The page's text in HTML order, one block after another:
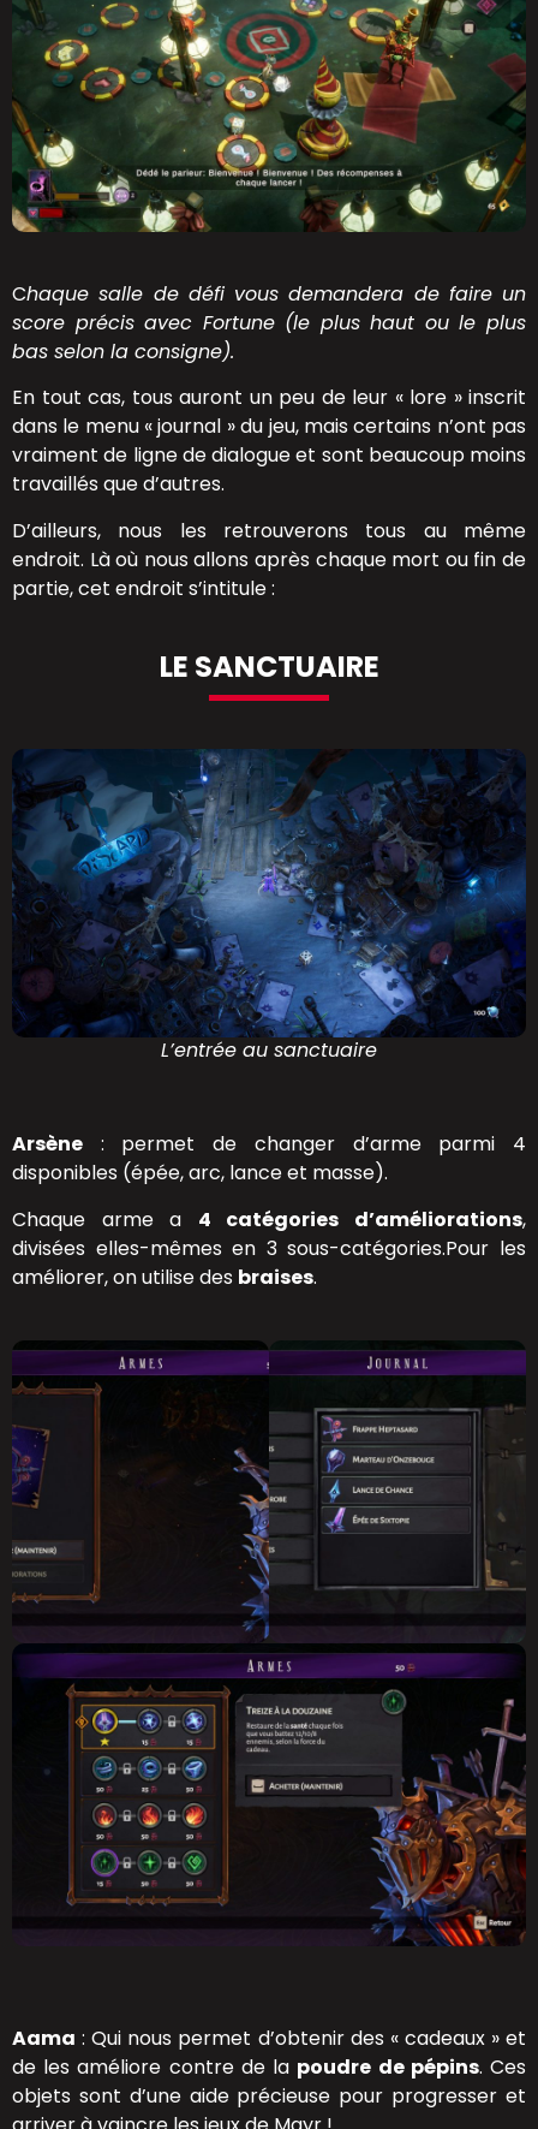
Chaque salle de défi vous demandera de faire un
score précis avec Fortune (le plus haut ou le plus
bas selon la consigne).
En tout cas, tous auront un peu de leur « lore » inscrit
dans le menu « journal » du jeu, mais certains n’ont pas
vraiment de ligne de dialogue et sont beaucoup moins
travaillés que d’autres.
D’ailleurs, nous les retrouverons tous au même
endroit. Là où nous allons après chaque mort ou fin de
partie, cet endroit s’intitule :
LE SANCTUAIRE
L’entrée au sanctuaire
Arsène : permet de changer d’arme parmi 4
disponibles (épée, arc, lance et masse).
Chaque arme a 4 catégories d’améliorations,
divisées elles-mêmes en 3 sous-catégories.Pour les
améliorer, on utilise des braises.
Aama : Qui nous permet d’obtenir des « cadeaux » et
de les améliore contre de la poudre de pépins. Ces
objets sont d’une aide précieuse pour progresser et